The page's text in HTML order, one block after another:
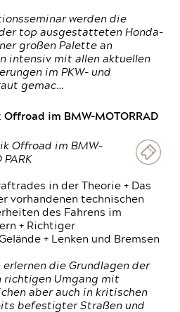
werden die
top ausgestatteten Honda-
großen Palette an
intensiv mit allen aktuellen
im PKW- und
gemac…
im BMW-MOTORRAD
Offroad im BMW-
PARK
in der Theorie + Das
vorhandenen technischen
des Fahrens im
+ Richtiger
+ Lenken und Bremsen
erlernen die Grundlagen der
richtigen Umgang mit
aber auch in kritischen
befestigter Straßen und